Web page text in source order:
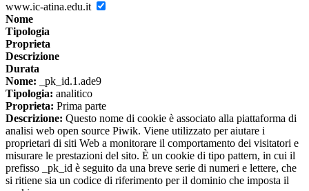
www.ic-atina.edu.it
Nome
Tipologia
Proprieta
Descrizione
Durata
Nome: _pk_id.1.ade9
Tipologia: analitico
Proprieta: Prima parte
Descrizione: Questo nome di cookie è associato alla piattaforma di
analisi web open source Piwik. Viene utilizzato per aiutare i
proprietari di siti Web a monitorare il comportamento dei visitatori e
misurare le prestazioni del sito. È un cookie di tipo pattern, in cui il
prefisso _pk_id è seguito da una breve serie di numeri e lettere, che
si ritiene sia un codice di riferimento per il dominio che imposta il